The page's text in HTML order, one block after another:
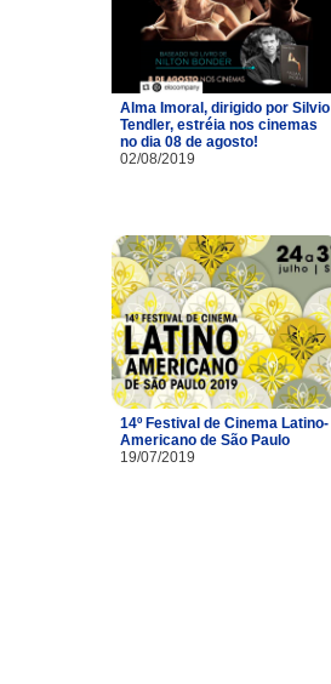
Alma Imoral, dirigido por Silvio
Tendler, estréia nos cinemas
no dia 08 de agosto!
02/08/2019
14º Festival de Cinema Latino-
Americano de São Paulo
19/07/2019